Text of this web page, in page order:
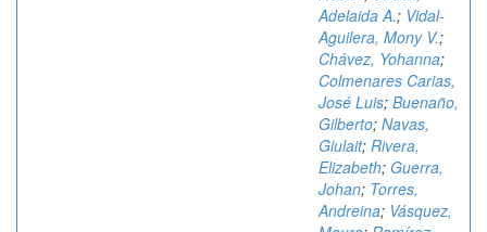
Adelaida A.; Vidal-
Aguilera, Mony V.;
Chávez, Yohanna;
Colmenares Carias,
José Luis; Buenaño,
Gilberto; Navas,
Giulait; Rivera,
Elizabeth; Guerra,
Johan; Torres,
Andreina; Vásquez,